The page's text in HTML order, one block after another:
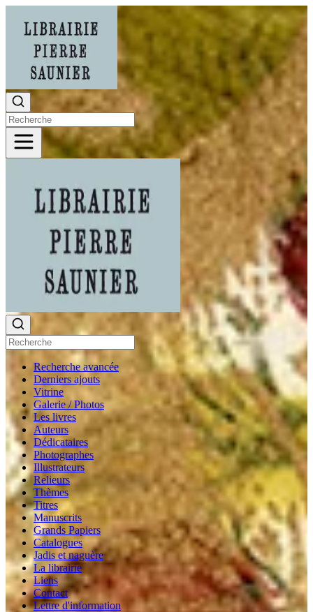
Recherche avancée
Derniers ajouts
Vitrine
Galerie / Photos
Les livres
Auteurs
Dédicataires
Photographes
Illustrateurs
Relieurs
Thèmes
Titres
Manuscrits
Grands Papiers
Catalogues
Jadis et naguère
La librairie
Liens
Contact
Lettre d'information